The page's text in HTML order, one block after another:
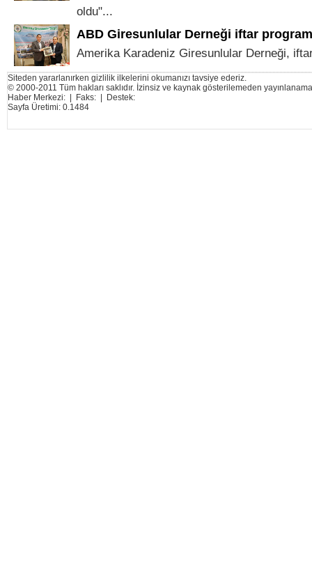
oldu"...
ABD Giresunlular Derneği iftar
Amerika Karadeniz Giresunlular Derneği,
Siteden yararlanırken gizlilik ilkelerini okumanızı tavsiye ederiz.
© 2000-2011 Tüm hakları saklıdır. İzinsiz ve kaynak gösterilemeden
Haber Merkezi: | Faks: | Destek:
Sayfa Üretimi: 0.1484